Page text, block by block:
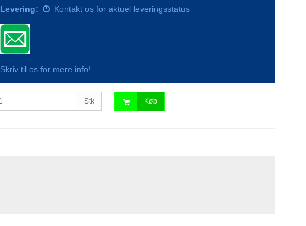
Levering: Kontakt os for aktuel leveringsstatus
Skriv til os for mere info!
Stk Køb